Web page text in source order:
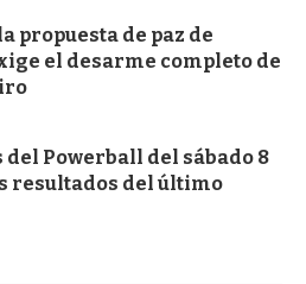
propuesta de paz de
el desarme completo de
Powerball del sábado 8
resultados del último